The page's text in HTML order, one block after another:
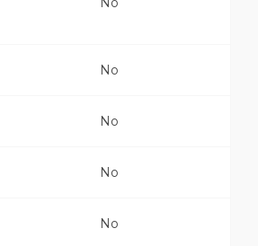
No
No
No
No